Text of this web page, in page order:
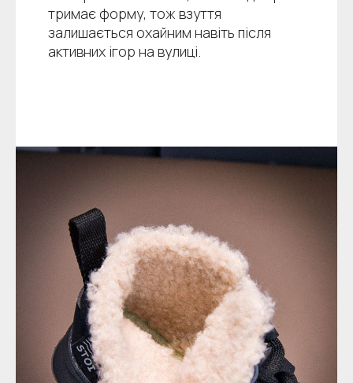
тримає форму, тож взуття
залишається охайним навіть після
активних ігор на вулиці.